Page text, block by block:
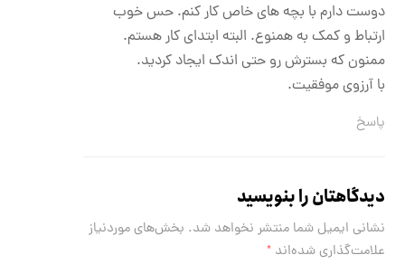
دوست دارم با بچه های خاص کار کنم. حس خوب
ارتباط و کمک به همنوع. البته ابتدای کار هستم.
ممنون که بسترش رو حتی اندک ایجاد کردید.
با آرزوی موفقیت.
پاسخ
دیدگاهتان را بنویسید
نشانی ایمیل شما منتشر نخواهد شد. بخش‌های موردنیاز
علامت‌گذاری شده‌اند*